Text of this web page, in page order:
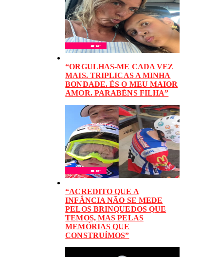
“ORGULHAS-ME CADA VEZ
MAIS. TRIPLICAS A MINHA
BONDADE. ÉS O MEU MAIOR
AMOR. PARABÉNS FILHA”
“ACREDITO QUE A
INFÂNCIA NÃO SE MEDE
PELOS BRINQUEDOS QUE
TEMOS, MAS PELAS
MEMÓRIAS QUE
CONSTRUÍMOS”